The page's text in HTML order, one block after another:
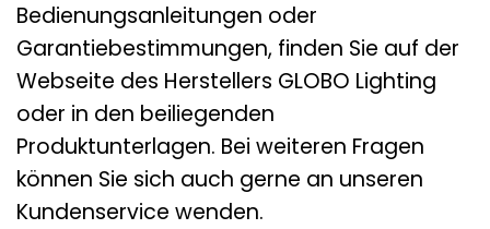
Bedienungsanleitungen oder
Garantiebestimmungen, finden Sie auf der
Webseite des Herstellers GLOBO Lighting
oder in den beiliegenden
Produktunterlagen. Bei weiteren Fragen
können Sie sich auch gerne an unseren
Kundenservice wenden.